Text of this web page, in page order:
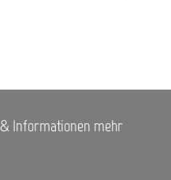
& Informationen mehr